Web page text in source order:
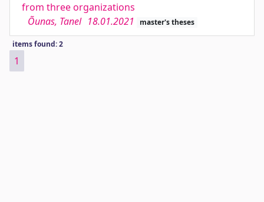
from three organizations
Õunas, Tanel 18.01.2021 master's theses
items found: 2
1